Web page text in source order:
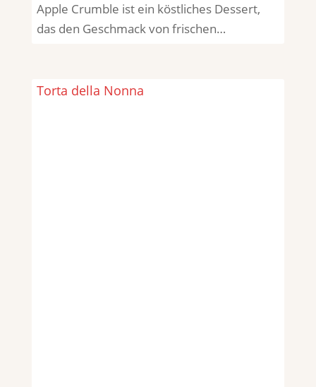
Apple Crumble ist ein köstliches Dessert,
das den Geschmack von frischen…
Torta della Nonna